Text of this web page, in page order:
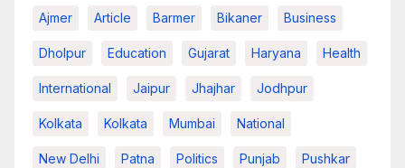
Ajmer Article Barmer Bikaner Business
Dholpur Education Gujarat Haryana Health
International Jaipur Jhajhar Jodhpur
Kolkata Kolkata Mumbai National
New Delhi Patna Politics Punjab Pushkar